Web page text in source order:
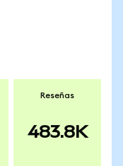
Reseñas
483.8K